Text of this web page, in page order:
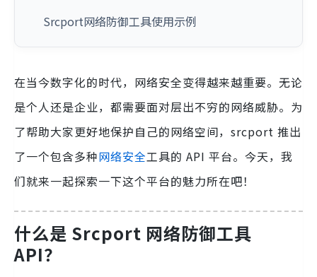
Srcport网络防御工具使用示例
在当今数字化的时代，网络安全变得越来越重要。无论
是个人还是企业，都需要面对层出不穷的网络威胁。为
了帮助大家更好地保护自己的网络空间，srcport 推出
了一个包含多种网络安全工具的 API 平台。今天，我
们就来一起探索一下这个平台的魅力所在吧！
什么是 Srcport 网络防御工具
API？